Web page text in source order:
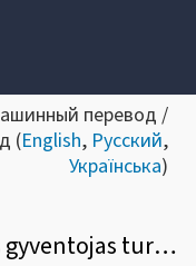
перевод /
(English, Русский,
Українська)
Kada nenuolatinis Lietuvos gyventojas turi pateikti prašymą dėl pajamų mokesčio perskaičiavimo už parduotą turtą (FR0464 forma)?